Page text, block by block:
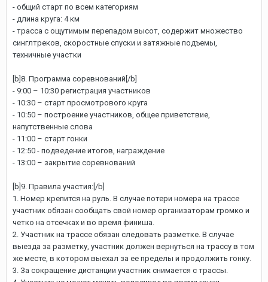
- общий старт по всем категориям
- длина круга: 4 км
- трасса с ощутимым перепадом высот, содержит множество
синглтреков, скоростные спуски и затяжные подъемы,
техничные участки
[b]8. Программа соревнований[/b]
- 9:00 – 10:30 регистрация участников
- 10:30 – старт просмотрового круга
- 10:50 – построение участников, общее приветствие,
напутственные слова
- 11:00 – старт гонки
- 12:50 - подведение итогов, награждение
- 13:00 – закрытие соревнований
[b]9. Правила участия:[/b]
1. Номер крепится на руль. В случае потери номера на трассе
участник обязан сообщать свой номер организаторам громко и
четко на отсечках и во время финиша.
2. Участник на трассе обязан следовать разметке. В случае
выезда за разметку, участник должен вернуться на трассу в том
же месте, в котором выехал за ее пределы и продолжить гонку.
3. За сокращение дистанции участник снимается с трассы.